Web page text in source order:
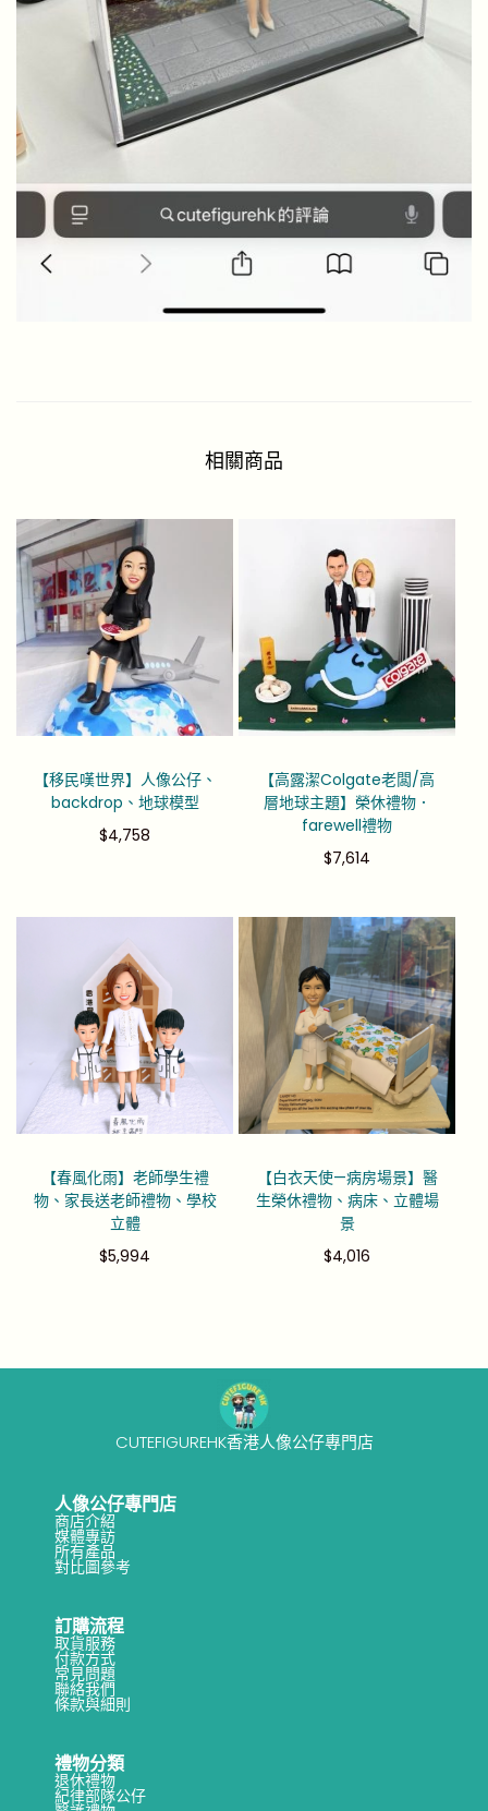
相關商品
【移民嘆世界】人像公仔、
backdrop、地球模型
$4,758
【高露潔Colgate老闆/高
層地球主題】榮休禮物．
farewell禮物
$7,614
【春風化雨】老師學生禮
物、家長送老師禮物、學校
立體
$5,994
【白衣天使—病房場景】醫
生榮休禮物、病床、立體場
景
$4,016
CUTEFIGUREHK香港人像公仔專門店
人像公仔專門店
商店介紹
媒體專訪
所有產品
對比圖參考
訂購流程
取貨服務
付款方式
常見問題
聯絡我們
條款與細則
禮物分類
退休禮物
紀律部隊公仔